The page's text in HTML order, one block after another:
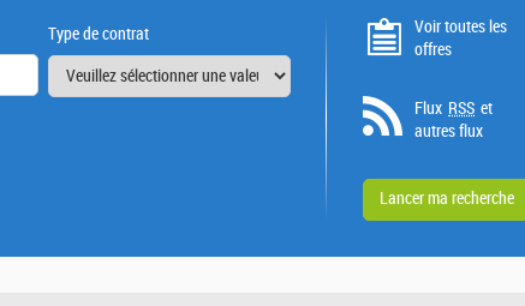
Type de contrat
Voir toutes les
offres
Flux RSS et
autres flux